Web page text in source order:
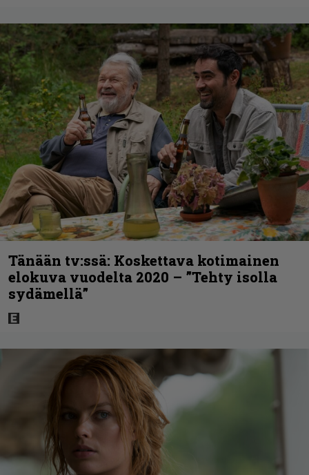
Tänään tv:ssä: Koskettava kotimainen
elokuva vuodelta 2020 – ”Tehty isolla
sydämellä”